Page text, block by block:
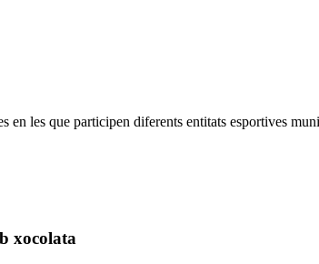
en les que participen diferents entitats esportives
xocolata